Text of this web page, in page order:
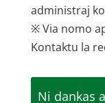
administraj
※ Via nomo
Kontaktu la
Ni dankas